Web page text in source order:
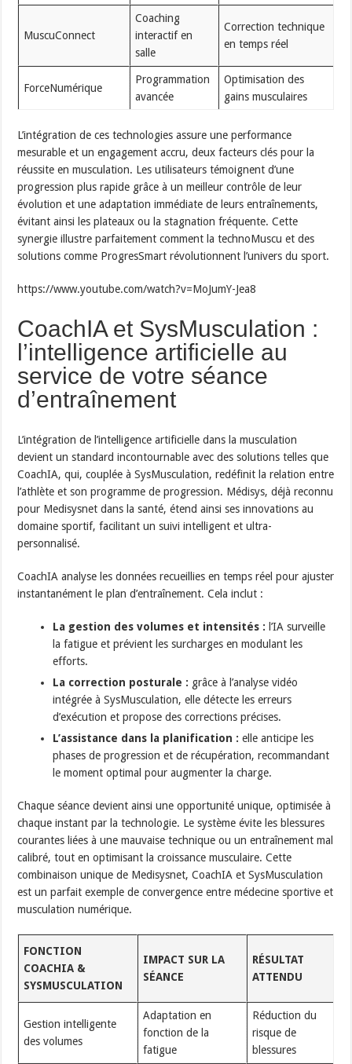
MuscuConnect
Coaching
interactif en
salle
Correction technique
en temps réel
ForceNumérique
Programmation
avancée
Optimisation des
gains musculaires
L’intégration de ces technologies assure une performance
mesurable et un engagement accru, deux facteurs clés pour la
réussite en musculation. Les utilisateurs témoignent d’une
progression plus rapide grâce à un meilleur contrôle de leur
évolution et une adaptation immédiate de leurs entraînements,
évitant ainsi les plateaux ou la stagnation fréquente. Cette
synergie illustre parfaitement comment la technoMuscu et des
solutions comme ProgresSmart révolutionnent l’univers du sport.
https://www.youtube.com/watch?v=MoJumY-Jea8
CoachIA et SysMusculation :
l’intelligence artificielle au
service de votre séance
d’entraînement
L’intégration de l’intelligence artificielle dans la musculation
devient un standard incontournable avec des solutions telles que
CoachIA, qui, couplée à SysMusculation, redéfinit la relation entre
l’athlète et son programme de progression. Médisys, déjà reconnu
pour Medisysnet dans la santé, étend ainsi ses innovations au
domaine sportif, facilitant un suivi intelligent et ultra-
personnalisé.
CoachIA analyse les données recueillies en temps réel pour ajuster
instantanément le plan d’entraînement. Cela inclut :
La gestion des volumes et intensités : l’IA surveille
la fatigue et prévient les surcharges en modulant les
efforts.
La correction posturale : grâce à l’analyse vidéo
intégrée à SysMusculation, elle détecte les erreurs
d’exécution et propose des corrections précises.
L’assistance dans la planification : elle anticipe les
phases de progression et de récupération, recommandant
le moment optimal pour augmenter la charge.
Chaque séance devient ainsi une opportunité unique, optimisée à
chaque instant par la technologie. Le système évite les blessures
courantes liées à une mauvaise technique ou un entraînement mal
calibré, tout en optimisant la croissance musculaire. Cette
combinaison unique de Medisysnet, CoachIA et SysMusculation
est un parfait exemple de convergence entre médecine sportive et
musculation numérique.
FONCTION
COACHIA &
SYSMUSCULATION
IMPACT SUR LA
SÉANCE
RÉSULTAT
ATTENDU
Gestion intelligente
des volumes
Adaptation en
fonction de la
fatigue
Réduction du
risque de
blessures